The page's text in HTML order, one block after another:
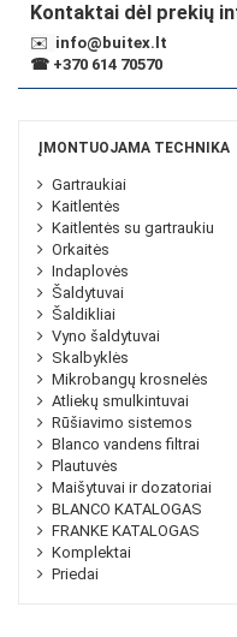
Kontaktai dėl prekių
✉️ info@buitex.lt
☎ +370 614 70570
ĮMONTUOJAMA TECHNIKA
Gartraukiai
Kaitlentės
Kaitlentės su gartraukiu
Orkaitės
Indaplovės
Šaldytuvai
Šaldikliai
Vyno šaldytuvai
Skalbyklės
Mikrobangų krosnelės
Atliekų smulkintuvai
Rūšiavimo sistemos
Blanco vandens filtrai
Plautuvės
Maišytuvai ir dozatoriai
BLANCO KATALOGAS
FRANKE KATALOGAS
Komplektai
Priedai